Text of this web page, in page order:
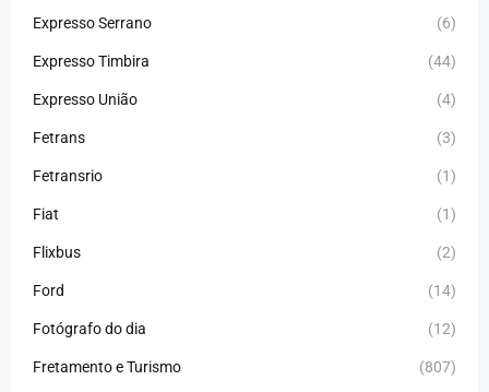
Expresso Serrano (6)
Expresso Timbira (44)
Expresso União (4)
Fetrans (3)
Fetransrio (1)
Fiat (1)
Flixbus (2)
Ford (14)
Fotógrafo do dia (12)
Fretamento e Turismo (807)